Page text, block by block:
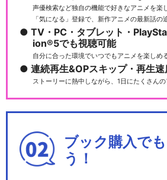
声優検索など独自の機能で好きなアニメを楽
「気になる」登録で、新作アニメの最新話の
TV・PC・タブレット・
ion®5でも視聴可能
自分に合った環境でいつでもアニメを楽しめ
連続再生&OPスキップ・再生
ストーリーに熱中しながら、1日にたくさん
ブック購入で
う！